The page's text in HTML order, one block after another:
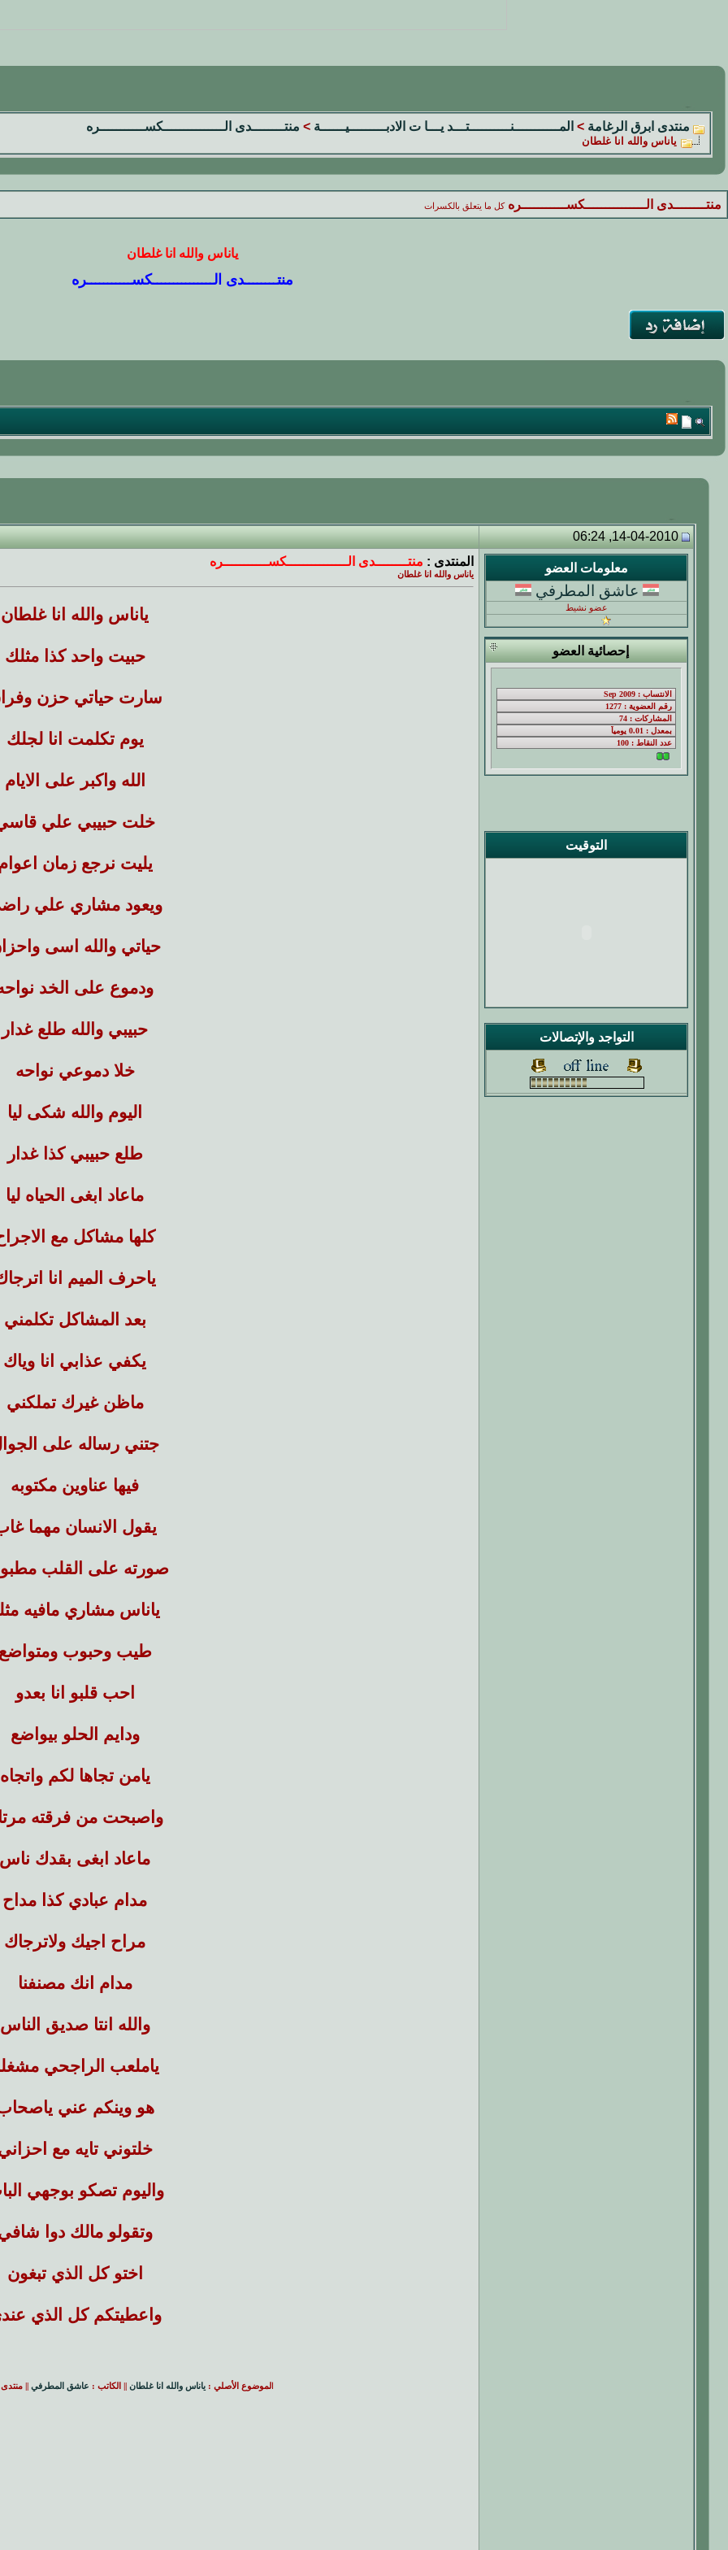
منتدى ابرق الرغامة > المـــــــــــنــــــــــتـــد يـــا ت الادبـــــــــيــــــة > منتــــــــدى الـــــــــــــــكســـــــــــره
ياناس والله انا غلطان
منتــــــــدى الـــــــــــــــكســـــــــــره كل ما يتعلق بالكسرات
ياناس والله انا غلطان
منتــــــــدى الـــــــــــــــكســـــــــــره
14-04-2010, 06:24
معلومات العضو
عاشق المطرفي
عضو نشيط
إحصائية العضو
التوقيت
التواجد والإتصالات
المنتدى : منتــــــــدى الـــــــــــــــكســـــــــــره
ياناس والله انا غلطان
ياناس والله انا غلطان
حبيت واحد كذا مثلك
سارت حياتي حزن
يوم تكلمت انا لجلك
الله واكبر على الايام
خلت حبيبي علي
يليت نرجع زمان
ويعود مشاري علي
حياتي والله اسى
ودموع على الخد
حبيبي والله طلع غدار
خلا دموعي نواحه
اليوم والله شكى ليا
طلع حبيبي كذا غدار
ماعاد ابغى الحياه ليا
كلها مشاكل مع
ياحرف الميم انا
بعد المشاكل تكلمني
يكفي عذابي انا وياك
ماظن غيرك تملكني
جتني رساله على
فيها عناوين مكتوبه
يقول الانسان مهما
صورته على القلب
ياناس مشاري مافيه
طيب وحبوب
احب قلبو انا بعدو
ودايم الحلو بيواضع
يامن تجاها لكم واتجاه
واصبحت من فرقته
ماعاد ابغى بقدك ناس
مدام عبادي كذا مداح
مراح اجيك ولاترجاك
مدام انك مصنفنا
والله انتا صديق الناس
ياملعب الراجحي
هو وينكم عني
خلتوني تايه مع
واليوم تصكو بوجهي
وتقولو مالك دوا
اختو كل الذي تبغون
واعطيتكم كل الذي
لموضوع الأصلي : ياناس والله انا غلطان || الكاتب : عاشق المطرفي ||